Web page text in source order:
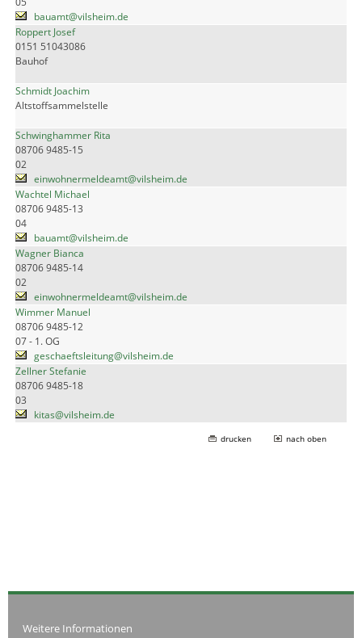
bauamt@vilsheim.de
Roppert Josef
0151 51043086
Bauhof
Schmidt Joachim
Altstoffsammelstelle
Schwinghammer Rita
08706 9485-15
02
einwohnermeldeamt@vilsheim.de
Wachtel Michael
08706 9485-13
04
bauamt@vilsheim.de
Wagner Bianca
08706 9485-14
02
einwohnermeldeamt@vilsheim.de
Wimmer Manuel
08706 9485-12
07 - 1. OG
geschaeftsleitung@vilsheim.de
Zellner Stefanie
08706 9485-18
03
kitas@vilsheim.de
drucken nach oben
Weitere Informationen